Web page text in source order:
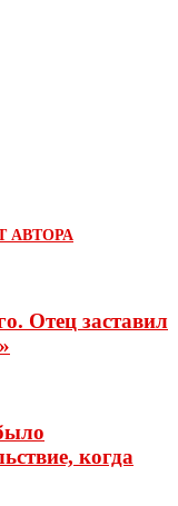
АВТОРА
Отец заставил
когда